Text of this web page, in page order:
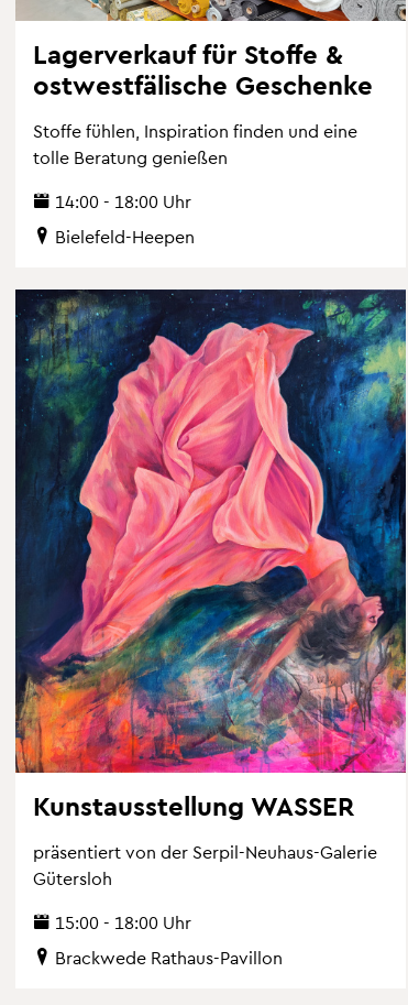
La­ger­ver­kauf für Stof­fe &
ost­west­fä­li­sche Ge­schen­ke
Stof­fe füh­len, In­spi­ra­ti­on fin­den und eine
tolle Be­ra­tung ge­nie­ßen
14:00 - 18:00 Uhr
Bie­le­feld-Hee­pen
Kunst­aus­stel­lung WAS­SER
prä­sen­tiert von der Ser­pil-Neu­haus-Ga­le­rie
Gü­ters­loh
15:00 - 18:00 Uhr
Brack­we­de Rat­haus-Pa­vil­lon